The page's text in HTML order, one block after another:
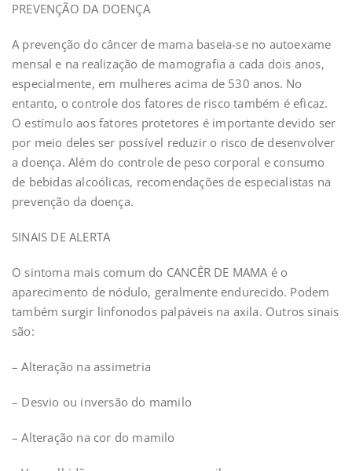
PREVENÇÃO DA DOENÇA
A prevenção do câncer de mama baseia-se no autoexame
mensal e na realização de mamografia a cada dois anos,
especialmente, em mulheres acima de 530 anos. No
entanto, o controle dos fatores de risco também é eficaz.
O estímulo aos fatores protetores é importante devido ser
por meio deles ser possível reduzir o risco de desenvolver
a doença. Além do controle de peso corporal e consumo
de bebidas alcoólicas, recomendações de especialistas na
prevenção da doença.
SINAIS DE ALERTA
O sintoma mais comum do CANCÊR DE MAMA é o
aparecimento de nódulo, geralmente endurecido. Podem
também surgir linfonodos palpáveis na axila. Outros sinais
são:
– Alteração na assimetria
– Desvio ou inversão do mamilo
– Alteração na cor do mamilo